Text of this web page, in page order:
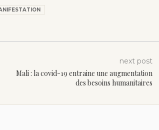
next post
Mali : la covid-19 entraine une augmentation
des besoins humanitaires